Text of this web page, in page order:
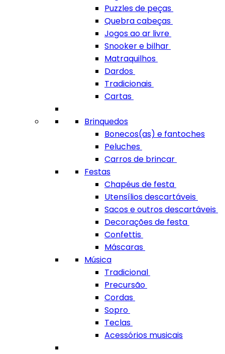
Puzzles de peças
Quebra cabeças
Jogos ao ar livre
Snooker e bilhar
Matraquilhos
Dardos
Tradicionais
Cartas
Brinquedos
Bonecos(as) e fantoches
Peluches
Carros de brincar
Festas
Chapéus de festa
Utensílios descartáveis
Sacos e outros descartáveis
Decorações de festa
Confettis
Máscaras
Música
Tradicional
Precursão
Cordas
Sopro
Teclas
Acessórios musicais